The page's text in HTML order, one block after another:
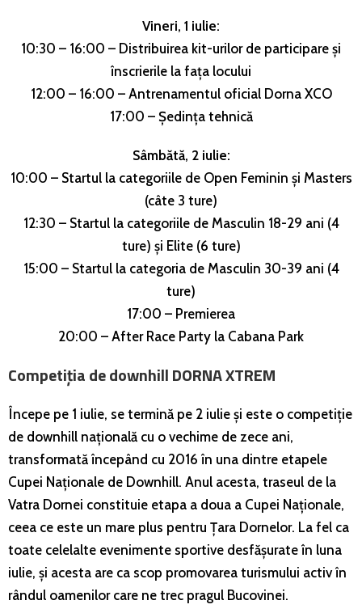
Vineri, 1 iulie:
10:30 – 16:00 – Distribuirea kit-urilor de participare și
înscrierile la fața locului
12:00 – 16:00 – Antrenamentul oficial Dorna XCO
17:00 – Ședința tehnică
Sâmbătă, 2 iulie:
10:00 – Startul la categoriile de Open Feminin și Masters
(câte 3 ture)
12:30 – Startul la categoriile de Masculin 18-29 ani (4
ture) și Elite (6 ture)
15:00 – Startul la categoria de Masculin 30-39 ani (4
ture)
17:00 – Premierea
20:00 – After Race Party la Cabana Park
Competiția de downhill DORNA XTREM
Începe pe 1 iulie, se termină pe 2 iulie și este o competiție
de downhill națională cu o vechime de zece ani,
transformată începând cu 2016 în una dintre etapele
Cupei Naționale de Downhill. Anul acesta, traseul de la
Vatra Dornei constituie etapa a doua a Cupei Naționale,
ceea ce este un mare plus pentru Țara Dornelor. La fel ca
toate celelalte evenimente sportive desfășurate în luna
iulie, și acesta are ca scop promovarea turismului activ în
rândul oamenilor care ne trec pragul Bucovinei.